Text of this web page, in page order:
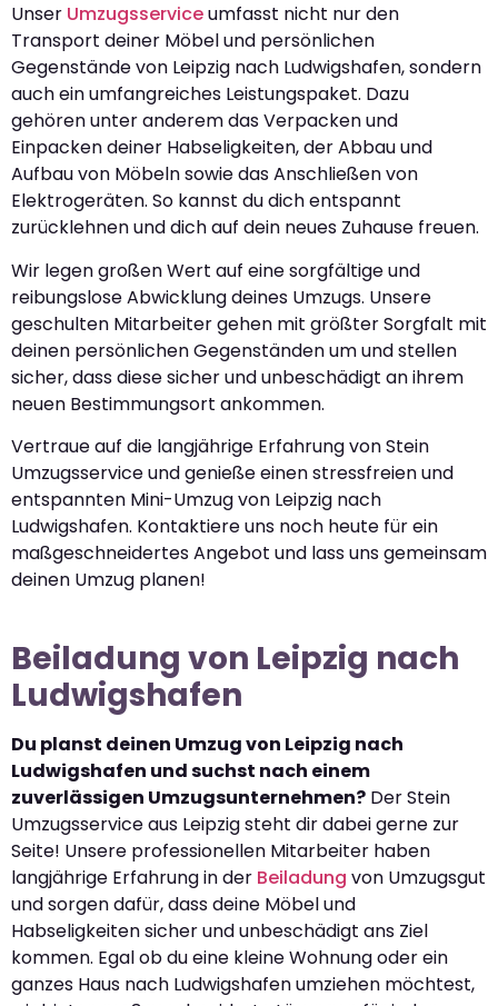
Unser Umzugsserviceumfasst nicht nur den
Transport deiner Möbel und persönlichen
Gegenstände von Leipzig nach Ludwigshafen, sondern
auch ein umfangreiches Leistungspaket. Dazu
gehören unter anderem das Verpacken und
Einpacken deiner Habseligkeiten, der Abbau und
Aufbau von Möbeln sowie das Anschließen von
Elektrogeräten. So kannst du dich entspannt
zurücklehnen und dich auf dein neues Zuhause freuen.
Wir legen großen Wert auf eine sorgfältige und
reibungslose Abwicklung deines Umzugs. Unsere
geschulten Mitarbeiter gehen mit größter Sorgfalt mit
deinen persönlichen Gegenständen um und stellen
sicher, dass diese sicher und unbeschädigt an ihrem
neuen Bestimmungsort ankommen.
Vertraue auf die langjährige Erfahrung von Stein
Umzugsservice und genieße einen stressfreien und
entspannten Mini-Umzug von Leipzig nach
Ludwigshafen. Kontaktiere uns noch heute für ein
maßgeschneidertes Angebot und lass uns gemeinsam
deinen Umzug planen!
Beiladung von Leipzig nach
Ludwigshafen
Du planst deinen Umzug von Leipzig nach
Ludwigshafen und suchst nach einem
zuverlässigen Umzugsunternehmen? Der Stein
Umzugsservice aus Leipzig steht dir dabei gerne zur
Seite! Unsere professionellen Mitarbeiter haben
langjährige Erfahrung in der Beiladung von Umzugsgut
und sorgen dafür, dass deine Möbel und
Habseligkeiten sicher und unbeschädigt ans Ziel
kommen. Egal ob du eine kleine Wohnung oder ein
ganzes Haus nach Ludwigshafen umziehen möchtest,